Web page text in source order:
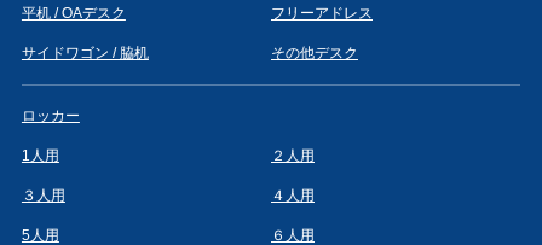
平机 / OAデスク フリーアドレス
サイドワゴン / 脇机 その他デスク
ロッカー
1人用 ２人用
３人用 ４人用
5人用 ６人用